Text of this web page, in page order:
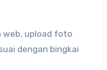
web, upload foto
dengan bingkai